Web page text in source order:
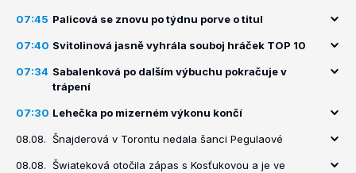
07:45 Palicová se znovu po týdnu porve o titul
07:40 Svitolinová jasně vyhrála souboj hráček TOP 10
07:34 Sabalenková po dalším výbuchu pokračuje v
trápení
07:30 Lehečka po mizerném výkonu končí
08.08. Šnajderová v Torontu nedala šanci Pegulaové
08.08. Šwiateková otočila zápas s Kosťukovou a je ve